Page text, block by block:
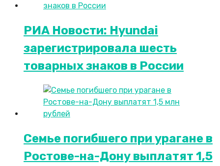
РИА Новости: Hyundai
зарегистрировала шесть
товарных знаков в России
Семье погибшего при урагане в
Ростове-на-Дону выплатят 1,5